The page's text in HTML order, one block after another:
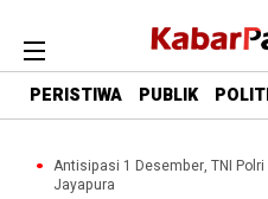
PERISTIWA PUBLIK
Antisipasi 1 Desember, TNI
Jayapura